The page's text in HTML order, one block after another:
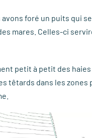
avons foré un puits qui
mares. Celles-ci
petit à petit des
têtards dans les